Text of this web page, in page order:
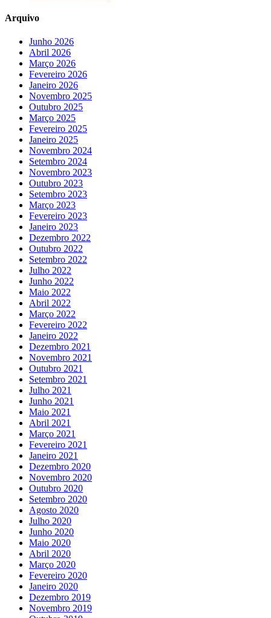
Arquivo
Junho 2026
Abril 2026
Março 2026
Fevereiro 2026
Janeiro 2026
Novembro 2025
Outubro 2025
Março 2025
Fevereiro 2025
Janeiro 2025
Novembro 2024
Setembro 2024
Novembro 2023
Outubro 2023
Setembro 2023
Março 2023
Fevereiro 2023
Janeiro 2023
Dezembro 2022
Outubro 2022
Setembro 2022
Julho 2022
Junho 2022
Maio 2022
Abril 2022
Março 2022
Fevereiro 2022
Janeiro 2022
Dezembro 2021
Novembro 2021
Outubro 2021
Setembro 2021
Julho 2021
Junho 2021
Maio 2021
Abril 2021
Março 2021
Fevereiro 2021
Janeiro 2021
Dezembro 2020
Novembro 2020
Outubro 2020
Setembro 2020
Agosto 2020
Julho 2020
Junho 2020
Maio 2020
Abril 2020
Março 2020
Fevereiro 2020
Janeiro 2020
Dezembro 2019
Novembro 2019